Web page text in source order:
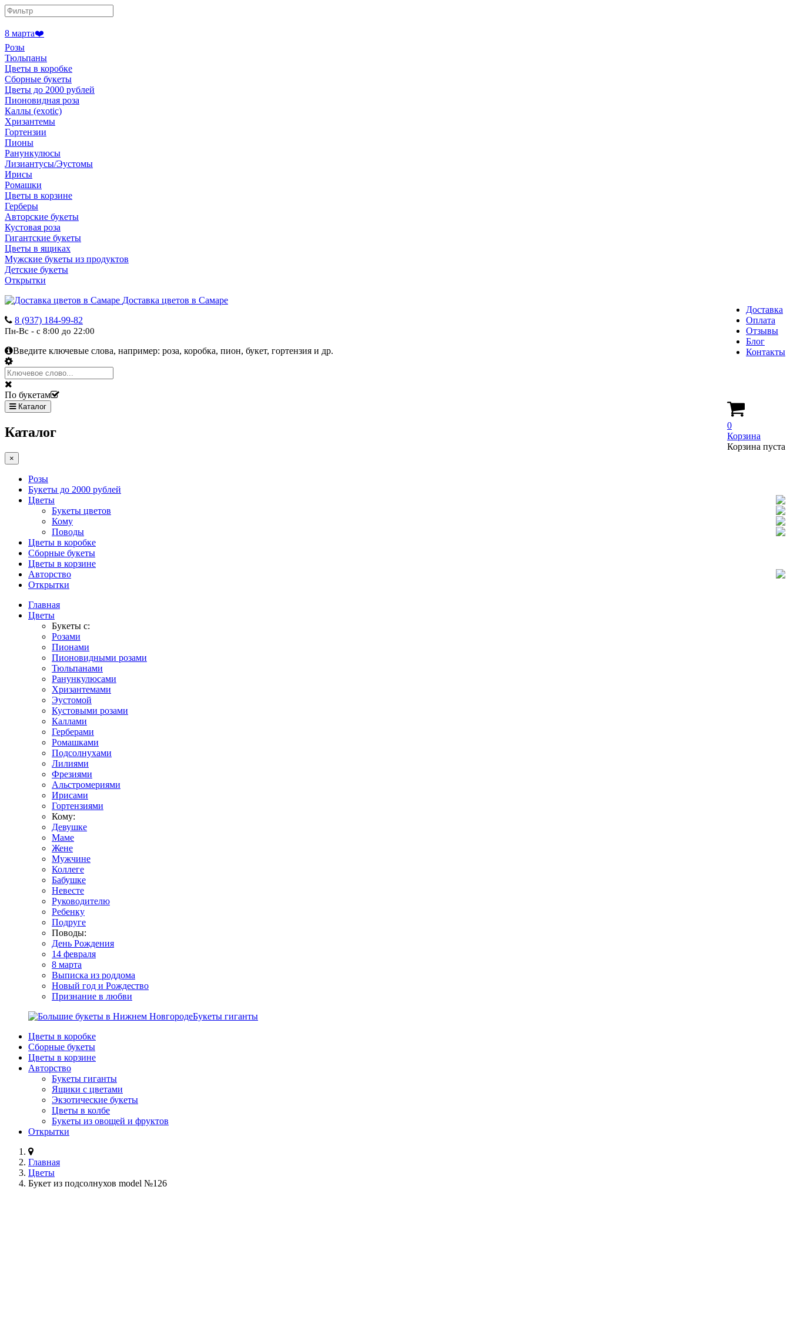
8 марта❤️
Розы
Тюльпаны
Цветы в коробке
Сборные букеты
Цветы до 2000 рублей
Пионовидная роза
Каллы (exotic)
Хризантемы
Гортензии
Пионы
Ранункулюсы
Лизиантусы/Эустомы
Ирисы
Ромашки
Цветы в корзине
Герберы
Авторские букеты
Кустовая роза
Гигантские букеты
Цветы в ящиках
Мужские букеты из продуктов
Детские букеты
Открытки
Доставка
Оплата
Отзывы
Блог
Контакты
Доставка цветов в Самаре
8 (937) 184-99-82
Пн-Вс - с 8:00 до 22:00
Введите ключевые слова, например: роза, коробка, пион, букет, гортензия и др.
По букетам
0
Корзина
Корзина пуста
Каталог
Каталог
×
Розы
Букеты до 2000 рублей
Цветы
Букеты цветов
Кому
Поводы
Цветы в коробке
Сборные букеты
Цветы в корзине
Авторство
Открытки
Главная
Цветы
Букеты с:
Розами
Пионами
Пионовидными розами
Тюльпанами
Ранункулюсами
Хризантемами
Эустомой
Кустовыми розами
Каллами
Герберами
Ромашками
Подсолнухами
Лилиями
Фрезиями
Альстромериями
Ирисами
Гортензиями
Кому:
Девушке
Маме
Жене
Мужчине
Коллеге
Бабушке
Невесте
Руководителю
Ребенку
Подруге
Поводы:
День Рождения
14 февраля
8 марта
Выписка из роддома
Новый год и Рождество
Признание в любви
Букеты гиганты
Цветы в коробке
Сборные букеты
Цветы в корзине
Авторство
Букеты гиганты
Ящики с цветами
Экзотические букеты
Цветы в колбе
Букеты из овощей и фруктов
Открытки
Главная
Цветы
Букет из подсолнухов model №126